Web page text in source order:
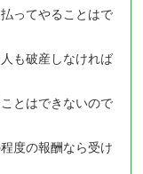
ってやることはで
も破産しなければ
とはできないので
度の報酬なら受け